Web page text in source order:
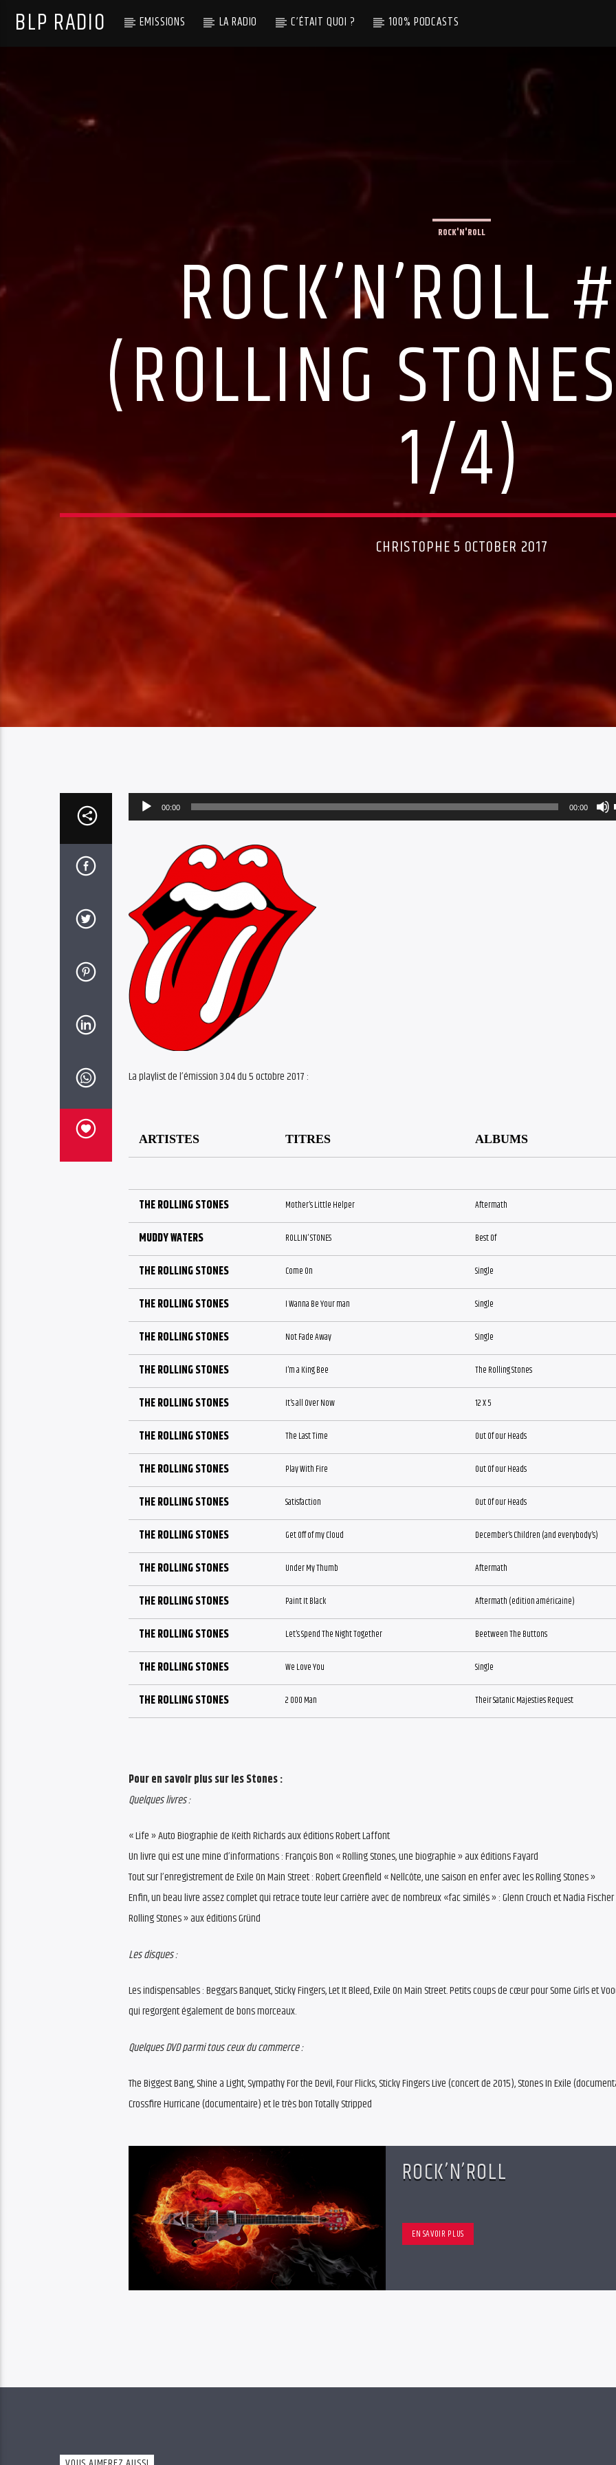
BLP RADIO EMISSIONS LA RADIO C’ÉTAIT QUOI ? 100% PODCASTS
ROCK'N'ROLL
ROCK’N’ROLL
(ROLLING
1/4)
CHRISTOPHE 5 OCTOBER 2017
Audio
Player
00:00 00:00
La playlist de l’émission 3.04 du 5 octobre 2017 :
ARTISTES TITRES ALBUMS
THE ROLLING STONES Mother’s Little Helper Aftermath
MUDDY WATERS ROLLIN’ STONES Best Of
THE ROLLING STONES Come On Single
THE ROLLING STONES I Wanna Be Your man Single
THE ROLLING STONES Not Fade Away Single
THE ROLLING STONES I’m a King Bee The Rolling Stones
THE ROLLING STONES It’s all Over Now 12 X 5
THE ROLLING STONES The Last Time Out Of our Heads
THE ROLLING STONES Play With Fire Out Of our Heads
THE ROLLING STONES Satisfaction Out Of our Heads
THE ROLLING STONES Get Off of my Cloud December’s Children (and everybody’s)
THE ROLLING STONES Under My Thumb Aftermath
THE ROLLING STONES Paint It Black Aftermath (edition américaine)
THE ROLLING STONES Let’s Spend The Night Together Beetween The Buttons
THE ROLLING STONES We Love You Single
THE ROLLING STONES 2 000 Man Their Satanic Majesties Request
Pour en savoir plus sur les Stones :
Quelques livres :
« Life » Auto Biographie de Keith Richards aux éditions Robert Laffont
Un livre qui est une mine d’informations : François Bon « Rolling Stones, une biographie » aux éditions Fayard
Tout sur l’enregistrement de Exile On Main Street : Robert Greenfield « Nellcôte, une saison en enfer avec les Rolling Stones »
Enfin, un beau livre assez complet qui retrace toute leur carrière avec de nombreux «fac similés » : Glenn Crouch et Nadia
Rolling Stones » aux éditions Gründ
Les disques :
Les indispensables : Beggars Banquet, Sticky Fingers, Let It Bleed, Exile On Main Street. Petits coups de cœur pour Some Girls et
qui regorgent également de bons morceaux.
Quelques DVD parmi tous ceux du commerce :
The Biggest Bang, Shine a Light, Sympathy For the Devil, Four Flicks, Sticky Fingers Live (concert de 2015), Stones In Exile
Crossfire Hurricane (documentaire) et le très bon Totally Stripped
ROCK’N’ROLL
EN SAVOIR PLUS